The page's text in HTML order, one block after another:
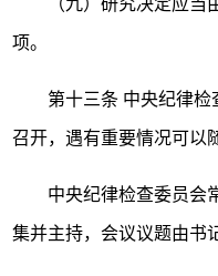
（九）研究决定应当由
项。
第十三条 中央纪律检
召开，遇有重要情况可以
中央纪律检查委员会常
集并主持，会议议题由书